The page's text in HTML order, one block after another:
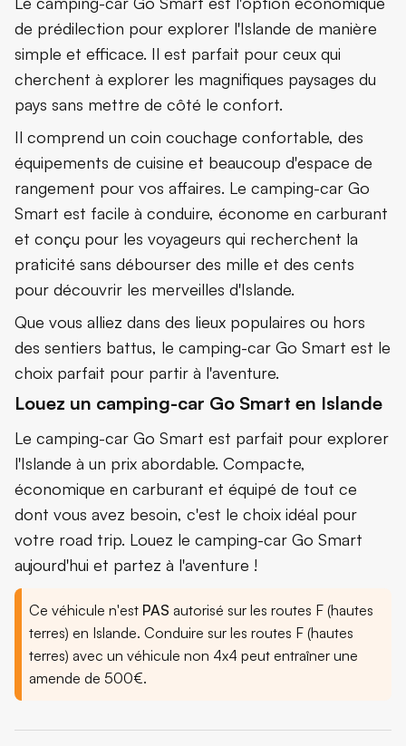
de prédilection pour explorer l'Islande de manière
simple et efficace. Il est parfait pour ceux qui
cherchent à explorer les magnifiques paysages du
pays sans mettre de côté le confort.
Il comprend un coin couchage confortable, des
équipements de cuisine et beaucoup d'espace de
rangement pour vos affaires. Le camping-car Go
Smart est facile à conduire, économe en carburant
et conçu pour les voyageurs qui recherchent la
praticité sans débourser des mille et des cents
pour découvrir les merveilles d'Islande.
Que vous alliez dans des lieux populaires ou hors
des sentiers battus, le camping-car Go Smart est le
choix parfait pour partir à l'aventure.
Louez un camping-car Go Smart en Islande
Le camping-car Go Smart est parfait pour explorer
l'Islande à un prix abordable. Compacte,
économique en carburant et équipé de tout ce
dont vous avez besoin, c'est le choix idéal pour
votre road trip. Louez le camping-car Go Smart
aujourd'hui et partez à l'aventure !
Ce véhicule n'est PAS autorisé sur les routes F (hautes
terres) en Islande. Conduire sur les routes F (hautes
terres) avec un véhicule non 4x4 peut entraîner une
amende de 500€.